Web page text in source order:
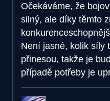
Očekáváme, že
silný, ale díky těmto
Není jasné, kolik síly
přinesou, takže je
případě potřeby je